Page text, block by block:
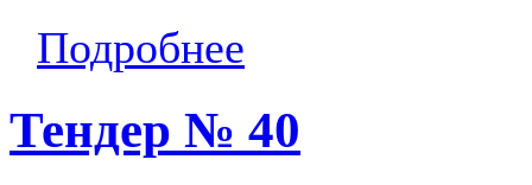
Подробнее
Тендер № 40